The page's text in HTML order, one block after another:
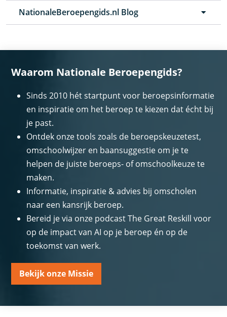
NationaleBeroepengids.nl Blog
Waarom Nationale Beroepengids?
Sinds 2010 hét startpunt voor beroepsinformatie
en inspiratie om het beroep te kiezen dat écht bij
je past.
Ontdek onze tools zoals de beroepskeuzetest,
omschoolwijzer en baansuggestie om je te
helpen de juiste beroeps- of omschoolkeuze te
maken.
Informatie, inspiratie & advies bij omscholen
naar een kansrijk beroep.
Bereid je via onze podcast The Great Reskill voor
op de impact van AI op je beroep én op de
toekomst van werk.
Bekijk onze Missie